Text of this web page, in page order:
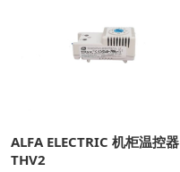
ALFA ELECTRIC 机柜温控器
THV2